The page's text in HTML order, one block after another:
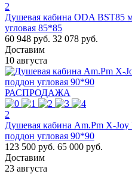
2
Душевая кабина ODA BST85
угловая 85*85
60 948 руб. 32 078 руб.
Доставим
10 августа
РАСПРОДАЖА
2
Душевая кабина Am.Pm X-
поддон угловая 90*90
123 500 руб. 65 000 руб.
Доставим
23 августа